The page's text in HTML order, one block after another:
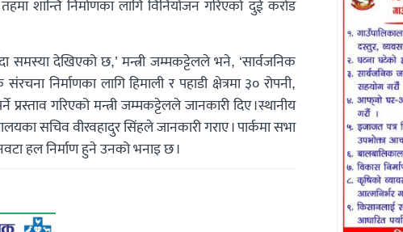
शान्ति निर्माणका लागि विनियोजन गरिएको दुई करोड
समस्या देखिएको छ,’ मन्त्री जम्मकट्टेलले भने, ‘सार्वजनिक
निर्माणका लागि हिमाली र पहाडी क्षेत्रमा ३० रोपनी,
गरिएको मन्त्री जम्मकट्टेलले जानकारी दिए ।स्थानीय
सचिव वीरवहादुर सिंहले जानकारी गराए । पार्कमा सभा
हल निर्माण हुने उनको भनाइ छ ।